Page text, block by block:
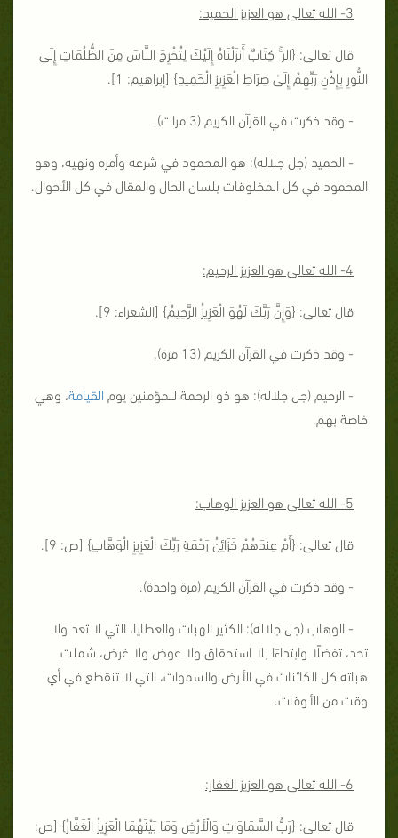
3- الله تعالى هو العزيز الحميد:
قال تعالى: {الر ۚ كِتَابٌ أَنزَلْنَاهُ إِلَيْكَ لِتُخْرِجَ النَّاسَ مِنَ الظُّلُمَاتِ إِلَى
النُّورِ بِإِذْنِ رَبِّهِمْ إِلَىٰ صِرَاطِ الْعَزِيزِ الْحَمِيدِ} [إبراهيم: 1].
- وقد ذكرت في القرآن الكريم (3 مرات).
- الحميد (جل جلاله): هو المحمود في شرعه وأمره ونهيه، وهو
المحمود في كل المخلوقات بلسان الحال والمقال في كل الأحوال.
4- الله تعالى هو العزيز الرحيم:
قال تعالى: {وَإِنَّ رَبَّكَ لَهُوَ الْعَزِيزُ الرَّحِيمُ} [الشعراء: 9].
- وقد ذكرت في القرآن الكريم (13 مرة).
- الرحيم (جل جلاله): هو ذو الرحمة للمؤمنين يوم القيامة، وهي
خاصة بهم.
5- الله تعالى هو العزيز الوهاب:
قال تعالى: {أَمْ عِندَهُمْ خَزَائِنُ رَحْمَةِ رَبِّكَ الْعَزِيزِ الْوَهَّابِ} [ص: 9].
- وقد ذكرت في القرآن الكريم (مرة واحدة).
- الوهاب (جل جلاله): الكثير الهبات والعطايا، التي لا تعد ولا
تحد، تفضلًا وابتداءًا بلا استحقاق ولا عوض ولا غرض، شملت
هباته كل الكائنات في الأرض والسموات، التي لا تنقطع في أي
وقت من الأوقات.
6- الله تعالى هو العزيز الغفار:
قال تعالى: {رَبُّ السَّمَاوَاتِ وَالْأَرْضِ وَمَا بَيْنَهُمَا الْعَزِيزُ الْغَفَّارُ} [ص: